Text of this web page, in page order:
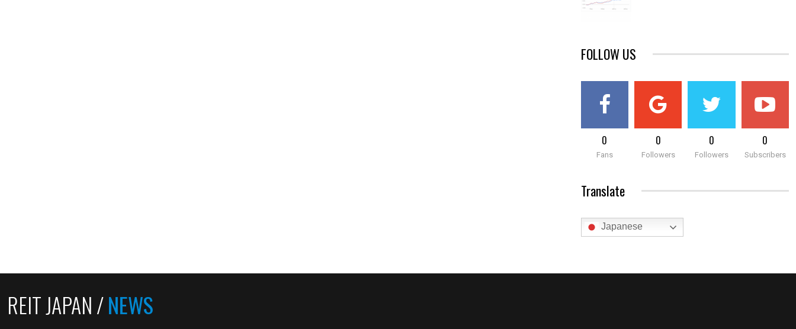
FOLLOW US
0
Fans
0
Followers
0
Followers
0
Subscribers
Translate
Japanese
REIT JAPAN /NEWS